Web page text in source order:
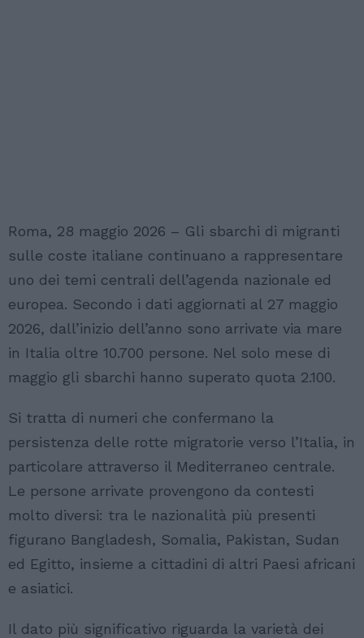
Roma, 28 maggio 2026 – Gli sbarchi di migranti
sulle coste italiane continuano a rappresentare
uno dei temi centrali dell’agenda nazionale ed
europea. Secondo i dati aggiornati al 27 maggio
2026, dall’inizio dell’anno sono arrivate via mare
in Italia oltre 10.700 persone. Nel solo mese di
maggio gli sbarchi hanno superato quota 2.100.
Si tratta di numeri che confermano la
persistenza delle rotte migratorie verso l’Italia, in
particolare attraverso il Mediterraneo centrale.
Le persone arrivate provengono da contesti
molto diversi: tra le nazionalità più presenti
figurano Bangladesh, Somalia, Pakistan, Sudan
ed Egitto, insieme a cittadini di altri Paesi africani
e asiatici.
Il dato più significativo riguarda la varietà dei